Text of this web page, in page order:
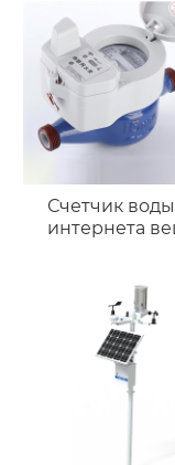
Счетчик
интернета